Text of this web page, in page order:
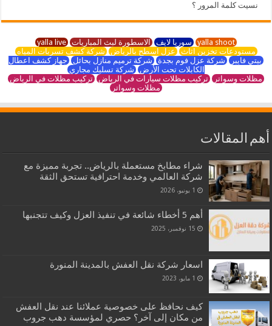
نسيت كلمة المرور ؟
yalla shoot سوريا لايف الاسطورة لبث المباريات yalla live
مستودعات تخزين اثاث عزل اسطح بالرياض شركة كشف تسربات المياه
بيتي فايبر شركة عزل فوم بجدة شركة ترميم منازل بحائل جهاز كشف اعطال
الكابلات تحت الأرض شركة تسليك مجاري
مظلات وسواتر تركيب مظلات سيارات في الرياض تركيب مظلات في الرياض
مظلات وسواتر
أهم المقالات
شراء مطابخ مستعملة بالرياض.. تجربة مميزة مع
شركة العالمي وخدمة احترافية تستحق الثقة
1 يونيو، 2026
أهم 5 أخطاء شائعة في تنفيذ العزل وكيف تتجنبها
15 نوفمبر، 2025
اسعار شركة نقل العفش بالمدينة المنورة
1 مايو، 2023
كيف نحافظ على خصوصية عملائنا عند نقل العفش
من مكان إلى آخر؟ حصري لمؤسسة دهب جروب